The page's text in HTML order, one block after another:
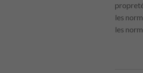
les
les